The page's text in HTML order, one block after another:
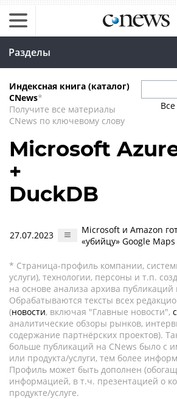
Разделы
Индексная книга (каталог)
CNews*
Получите все материалы
CNews по ключевому слову
Microsoft
+
DuckDB
27.07.2023
Microsoft и Amazon
«убийцу» Google Maps
* Страница-профиль компании,
услуги), технологии, персоны и т.п.
на основе анализа архива публикаций
Обрабатываются тексты всех
(новости, включая "Главные новости",
аналитические обзоры рынков,
содержание партнёрских проектов).
больше публикаций на CNews было с
или продукта/услуги, тем более
Профиль может быть дополнен
информацией, в т.ч. презентацией о
продукте/услуге.